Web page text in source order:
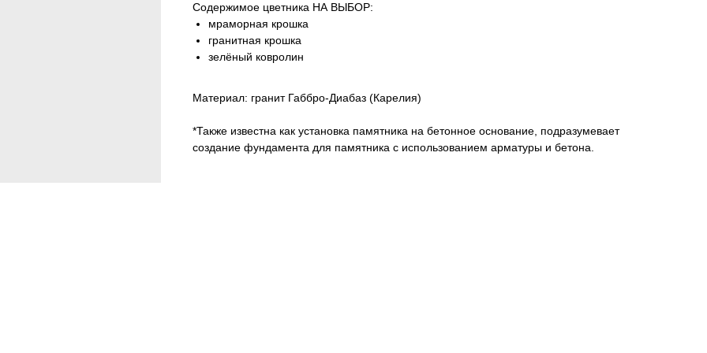
Содержимое цветника НА ВЫБОР:
мраморная крошка
гранитная крошка
зелёный ковролин
Материал: гранит Габбро-Диабаз (Карелия)
*Также известна как установка памятника на бетонное основание, подразумевает
создание фундамента для памятника с использованием арматуры и бетона.